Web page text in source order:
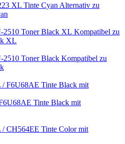
Alternativ zu
Kompatibel zu
XL
Kompatibel zu
Tinte Black mit